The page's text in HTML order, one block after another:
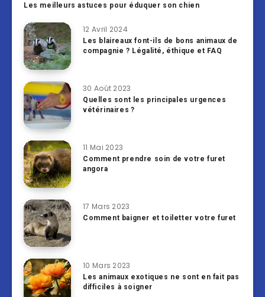
Les meilleurs astuces pour éduquer son chien
12 Avril 2024
Les blaireaux font-ils de bons animaux de
compagnie ? Légalité, éthique et FAQ
30 Août 2023
Quelles sont les principales urgences
vétérinaires ?
11 Mai 2023
Comment prendre soin de votre furet
angora
17 Mars 2023
Comment baigner et toiletter votre furet
10 Mars 2023
Les animaux exotiques ne sont en fait pas
difficiles à soigner